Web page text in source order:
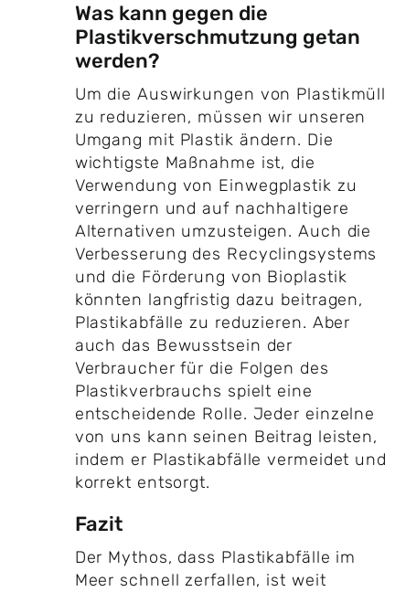
Was kann gegen die
Plastikverschmutzung getan
werden?
Um die Auswirkungen von Plastikmüll
zu reduzieren, müssen wir unseren
Umgang mit Plastik ändern. Die
wichtigste Maßnahme ist, die
Verwendung von Einwegplastik zu
verringern und auf nachhaltigere
Alternativen umzusteigen. Auch die
Verbesserung des Recyclingsystems
und die Förderung von Bioplastik
könnten langfristig dazu beitragen,
Plastikabfälle zu reduzieren. Aber
auch das Bewusstsein der
Verbraucher für die Folgen des
Plastikverbrauchs spielt eine
entscheidende Rolle. Jeder einzelne
von uns kann seinen Beitrag leisten,
indem er Plastikabfälle vermeidet und
korrekt entsorgt.
Fazit
Der Mythos, dass Plastikabfälle im
Meer schnell zerfallen, ist weit